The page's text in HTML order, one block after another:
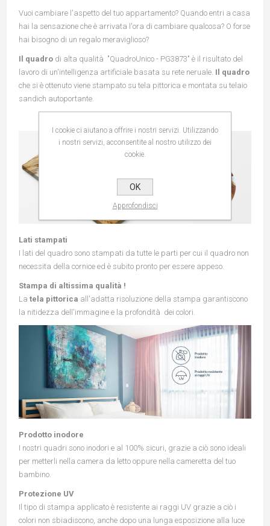
Vuoi cambiare l'aspetto del tuo appartamento? Quando entri a casa
hai la sensazione che è arrivata l'ora di cambiare qualcosa? O forse
hai bisogno di un regalo meraviglioso?
Il quadro di alta qualità "QuadroUnico - PG3873" è il risultato del
lavoro di un'intelligenza artificiale basata su rete neruale. Il quadro
che si è ottenuto viene stampato su tela pittorica e montata su telaio
sandich autoportante.
Lati stampati
I lati del quadro sono stampati da tutte le parti per cui il quadro non
necessita della cornice ed è subito pronto per essere appeso.
Stampa di altissima qualità !
La tela pittorica all'adatta risoluzione della stampa garantiscono
la nitidezza dell'immagine e la profondità dei colori.
Prodotto inodore
I nostri quadri sono inodori e al 100% sicuri, grazie a ciò sono ideali
per metterli nella camera da letto oppure nella cameretta del tuo
bambino.
Protezione UV
Il tipo di stampa applicato è resistente ai raggi UV grazie a ciò i
colori non sbiadiscono, anche dopo una lunga esposizione alla luce
I cookie ci aiutano a offrire i nostri servizi. Utilizzando
i nostri servizi, acconsentite al nostro utilizzo dei
cookie.
OK
Approfondisci